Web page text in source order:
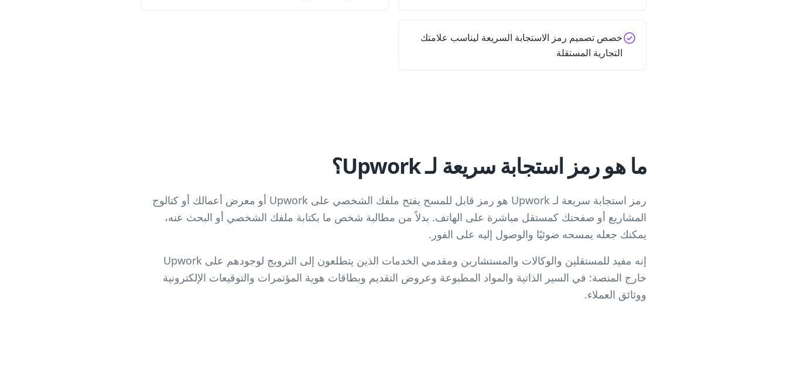
خصص تصميم رمز الاستجابة السريعة ليناسب علامتك
التجارية المستقلة
ما هو رمز استجابة سريعة لـ Upwork؟
رمز استجابة سريعة لـ Upwork هو رمز قابل للمسح يفتح ملفك الشخصي على Upwork أو معرض أعمالك أو كتالوج
المشاريع أو صفحتك كمستقل مباشرة على الهاتف. بدلاً من مطالبة شخص ما بكتابة ملفك الشخصي أو البحث عنه،
يمكنك جعله يمسحه ضوئيًا والوصول إليه على الفور.
إنه مفيد للمستقلين والوكالات والمستشارين ومقدمي الخدمات الذين يتطلعون إلى الترويج لوجودهم على Upwork
خارج المنصة: في السير الذاتية والمواد المطبوعة وعروض التقديم وبطاقات هوية المؤتمرات والتوقيعات الإلكترونية
ووثائق العملاء.